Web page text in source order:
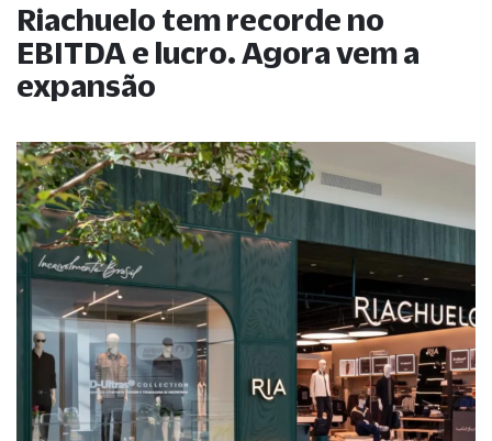
Riachuelo tem recorde no
EBITDA e lucro. Agora vem a
expansão